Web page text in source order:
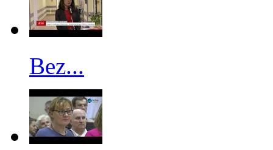
Bez...